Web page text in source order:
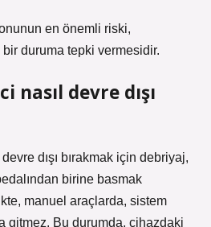
en önemli riski,
duruma tepki vermesidir.
nasıl devre dışı
dışı bırakmak için debriyaj,
birine basmak
manuel araçlarda, sistem
gitmez. Bu durumda, cihazdaki